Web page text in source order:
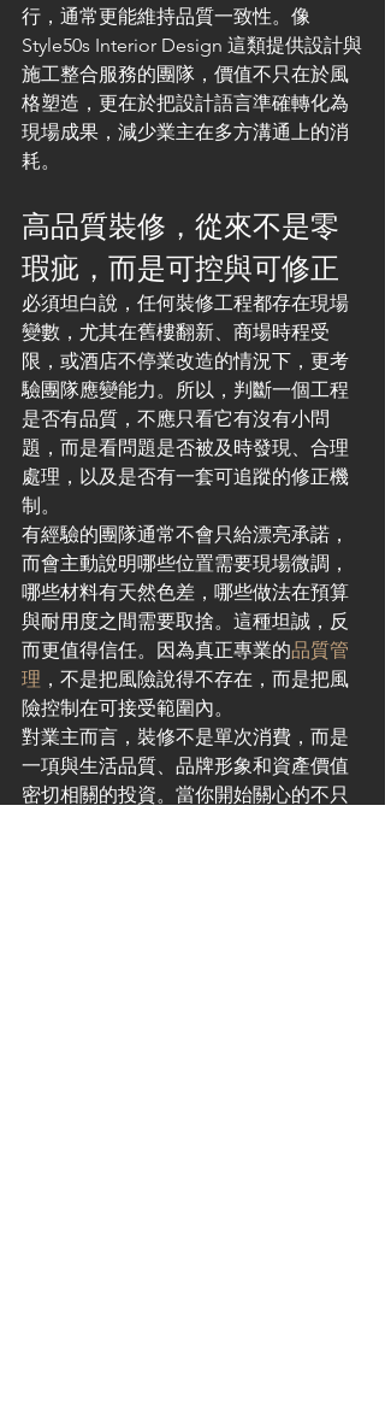
行，通常更能維持品質一致性。像
Style50s Interior Design 這類提供設計與
施工整合服務的團隊，價值不只在於風
格塑造，更在於把設計語言準確轉化為
現場成果，減少業主在多方溝通上的消
耗。
高品質裝修，從來不是零
瑕疵，而是可控與可修正
必須坦白說，任何裝修工程都存在現場
變數，尤其在舊樓翻新、商場時程受
限，或酒店不停業改造的情況下，更考
驗團隊應變能力。所以，判斷一個工程
是否有品質，不應只看它有沒有小問
題，而是看問題是否被及時發現、合理
處理，以及是否有一套可追蹤的修正機
制。
有經驗的團隊通常不會只給漂亮承諾，
而會主動說明哪些位置需要現場微調，
哪些材料有天然色差，哪些做法在預算
與耐用度之間需要取捨。這種坦誠，反
而更值得信任。因為真正專業的品質管
理 ，不是把風險說得不存在，而是把風
險控制在可接受範圍內。
對業主而言，裝修不是單次消費，而是
一項與生活品質、品牌形象和資產價值
密切相關的投資。當你開始關心的不只